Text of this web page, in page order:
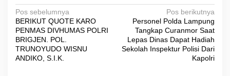
N
a
v
i
Pos sebelumnya
BERIKUT QUOTE KARO
PENMAS DIVHUMAS POLRI
BRIGJEN. POL.
TRUNOYUDO WISNU
ANDIKO, S.I.K.
Pos berikutnya
Personel Polda Lampung
Tangkap Curanmor Saat
Lepas Dinas Dapat Hadiah
Sekolah Inspektur Polisi Dari
Kapolri